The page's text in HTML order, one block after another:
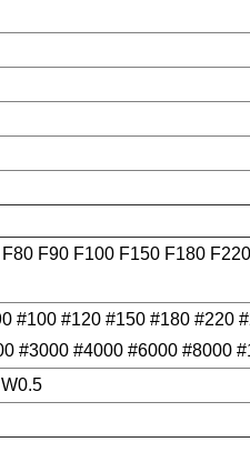
F90 F100 F150 F180
#100 #120 #150 #180 #220
#3000 #4000 #6000 #8000